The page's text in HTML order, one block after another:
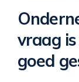
vraag
goed